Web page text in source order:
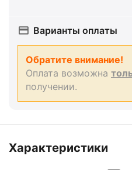
Варианты оплаты
Обратите внимание!
Оплата возможна
получении.
Характеристики